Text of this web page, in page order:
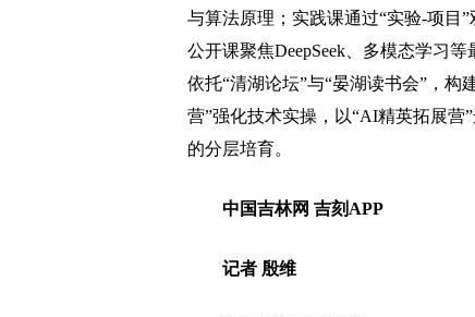
与算法原理；实践课通过“实验-项目
公开课聚焦DeepSeek、多模态学习
依托“清湖论坛”与“晏湖读书会”，
营”强化技术实操，以“AI精英拓展
的分层培育。
中国吉林网 吉刻APP
记者 殷维